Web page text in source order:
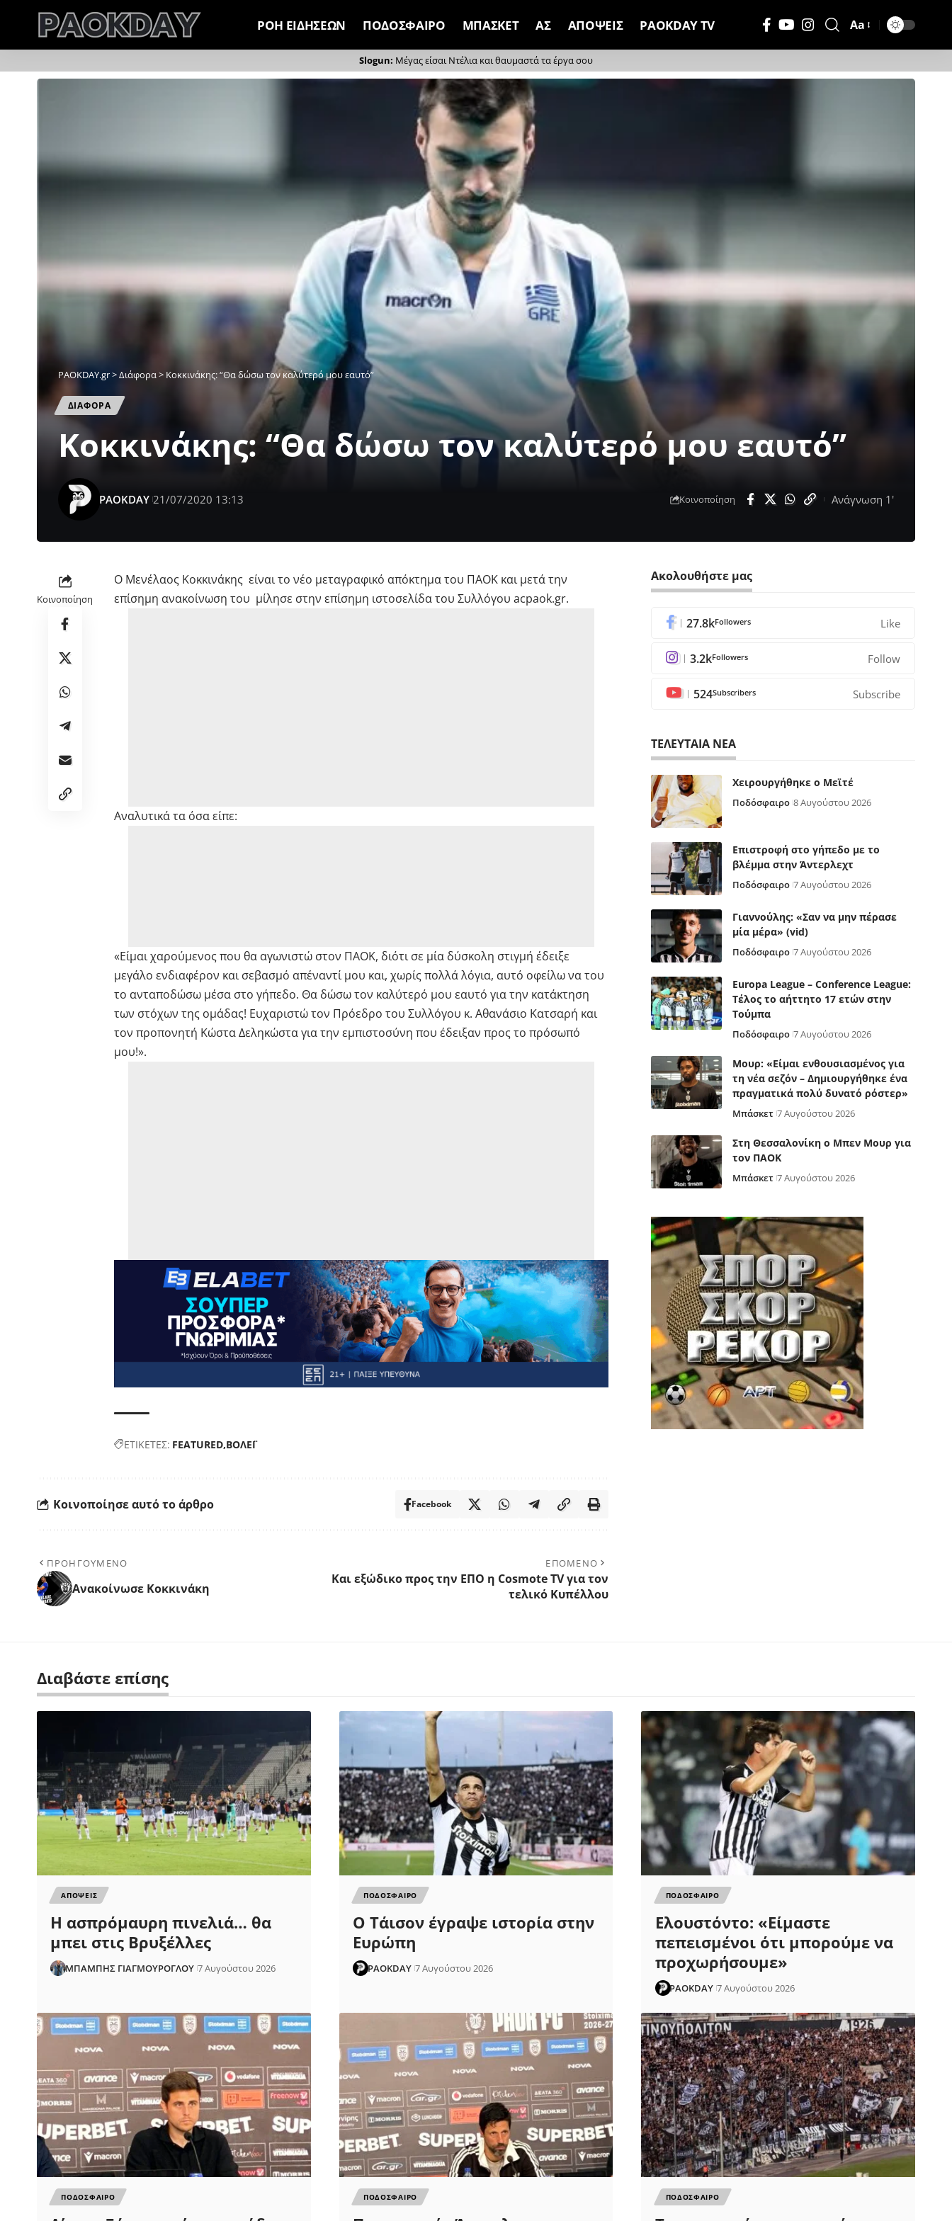
ΡΟΗ ΕΙΔΗΣΕΩΝ ΠΟΔΟΣΦΑΙΡΟ ΜΠΑΣΚΕΤ ΑΣ ΑΠΟΨΕΙΣ PAOKDAY TV
Μέγεθος
Γραμματοσειράς
Aa
Μέγας είσαι Ντέλια και θαυμαστά τα έργα σου
PAOKDAY.gr>Διάφορα> Κοκκινάκης: “Θα δώσω τον καλύτερό μου εαυτό”
ΔΙΑΦΟΡΑ
Κοκκινάκης: “Θα δώσω τον καλύτερό μου εαυτό”
PAOKDAY 21/07/2020 13:13 Κοινοποίηση Ανάγνωση 1'
Κοινοποίηση
Ο Μενέλαος Κοκκινάκης είναι το νέο μεταγραφικό απόκτημα του ΠΑΟΚ και μετά την
επίσημη ανακοίνωση του μίλησε στην ​​επίσημη ιστοσελίδα του Συλλόγου acpaok.gr.
Αναλυτικά τα όσα είπε:
«Είμαι χαρούμενος που θα αγωνιστώ στον ΠΑΟΚ, διότι σε μία δύσκολη στιγμή έδειξε
μεγάλο ενδιαφέρον και σεβασμό απέναντί μου και, χωρίς πολλά λόγια, αυτό οφείλω να του
το ανταποδώσω μέσα στο γήπεδο. Θα δώσω τον καλύτερό μου εαυτό για την κατάκτηση
των στόχων της ομάδας! Ευχαριστώ τον Πρόεδρο του Συλλόγου κ. Αθανάσιο Κατσαρή και
τον προπονητή Κώστα Δεληκώστα για την εμπιστοσύνη που έδειξαν προς το πρόσωπό
μου!».
ΕΤΙΚΕΤΕΣ: FEATURED ΒΟΛΕΪ
Κοινοποίησε αυτό το άρθρο Facebook
ΠΡΟΗΓΟΥΜΕΝΟ
Ανακοίνωσε Κοκκινάκη
ΕΠΟΜΕΝΟ
Και εξώδικο προς την ΕΠΟ η Cosmote TV για τον
τελικό Κυπέλλου
Ακολουθήστε μας
27.8kFollowers Like
3.2kFollowers Follow
524Subscribers Subscribe
ΤΕΛΕΥΤΑΙΑ ΝΕΑ
Χειρουργήθηκε ο Μεϊτέ
Ποδόσφαιρο 8 Αυγούστου 2026
Επιστροφή στο γήπεδο με το
βλέμμα στην Άντερλεχτ
Ποδόσφαιρο 7 Αυγούστου 2026
Γιαννούλης: «Σαν να μην πέρασε
μία μέρα» (vid)
Ποδόσφαιρο 7 Αυγούστου 2026
Europa League – Conference League:
Τέλος το αήττητο 17 ετών στην
Τούμπα
Ποδόσφαιρο 7 Αυγούστου 2026
Μουρ: «Είμαι ενθουσιασμένος για
τη νέα σεζόν – Δημιουργήθηκε ένα
πραγματικά πολύ δυνατό ρόστερ»
Μπάσκετ 7 Αυγούστου 2026
Στη Θεσσαλονίκη ο Μπεν Μουρ για
τον ΠΑΟΚ
Μπάσκετ 7 Αυγούστου 2026
Διαβάστε επίσης
ΑΠΟΨΕΙΣ
Η ασπρόμαυρη πινελιά… θα
μπει στις Βρυξέλλες
ΜΠΑΜΠΗΣ ΓΙΑΓΜΟΥΡΟΓΛΟΥ 7 Αυγούστου 2026
ΠΟΔΟΣΦΑΙΡΟ
Ο Τάισον έγραψε ιστορία στην
Ευρώπη
PAOKDAY 7 Αυγούστου 2026
ΠΟΔΟΣΦΑΙΡΟ
Ελουστόντο: «Είμαστε
πεπεισμένοι ότι μπορούμε να
προχωρήσουμε»
PAOKDAY 7 Αυγούστου 2026
ΠΟΔΟΣΦΑΙΡΟ ΠΟΔΟΣΦΑΙΡΟ ΠΟΔΟΣΦΑΙΡΟ